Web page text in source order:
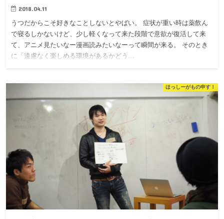
2018.04.11
うつだからこそ好きなことしないとやばい。 症状が重い時は薬飲ん
で寝るしかないけど、少し軽くなって来た段階で意欲が復活して来
て、アニメ見たいなー漫画読みたいなーって瞬間が来る。 そのとき
に「遠慮なく楽しめる環境があるかどう…
ほっしーがもの申す！